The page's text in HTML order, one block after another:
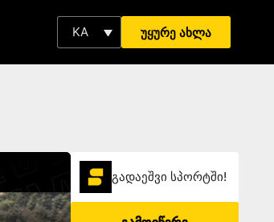
KA უყურე ახლა
გადაეშვი სპორტში!